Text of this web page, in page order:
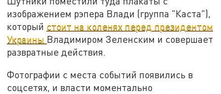
изображением рэпера Влади (группа "Каста"),
который стоит на коленях перед президентом
Украины Владимиром Зеленским и совершает
развратные действия.
Фотографии с места событий появились в
соцсетях, и власти моментально